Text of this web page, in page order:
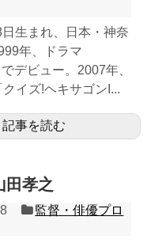
生まれ、日本・神奈
年、ドラマ
デビュー。2007年、
イズ!ヘキサゴンI...
記事を読む
田孝之
監督・俳優プロ